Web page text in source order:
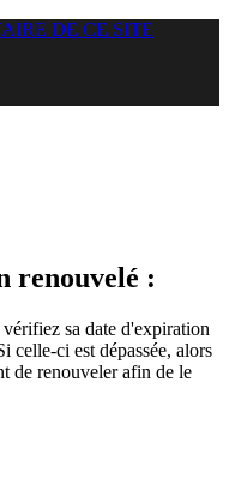
DE CE SITE
renouvelé :
sa date d'expiration
celle-ci est dépassée, alors
de renouveler afin de le